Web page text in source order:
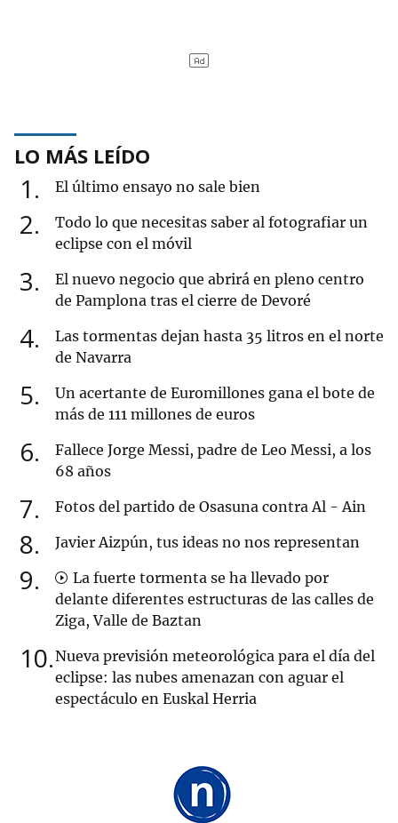
LO MÁS LEÍDO
1 El último ensayo no sale bien
2
Todo lo que necesitas saber al fotografiar un
eclipse con el móvil
3
El nuevo negocio que abrirá en pleno centro
de Pamplona tras el cierre de Devoré
4
Las tormentas dejan hasta 35 litros en el norte
de Navarra
5
Un acertante de Euromillones gana el bote de
más de 111 millones de euros
6
Fallece Jorge Messi, padre de Leo Messi, a los
68 años
7 Fotos del partido de Osasuna contra Al - Ain
8 Javier Aizpún, tus ideas no nos representan
9
La fuerte tormenta se ha llevado por
delante diferentes estructuras de las calles de
Ziga, Valle de Baztan
10 Nueva previsión meteorológica para el día del
eclipse: las nubes amenazan con aguar el
espectáculo en Euskal Herria